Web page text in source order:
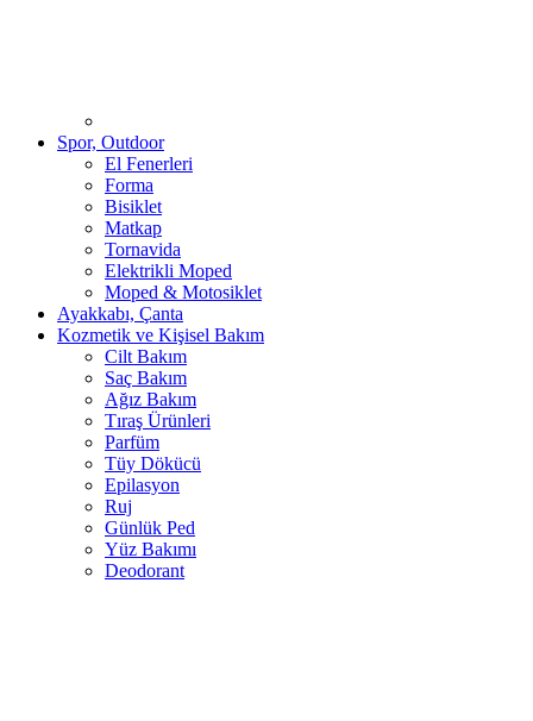
Spor, Outdoor
El Fenerleri
Forma
Bisiklet
Matkap
Tornavida
Elektrikli Moped
Moped & Motosiklet
Ayakkabı, Çanta
Kozmetik ve Kişisel Bakım
Cilt Bakım
Saç Bakım
Ağız Bakım
Tıraş Ürünleri
Parfüm
Tüy Dökücü
Epilasyon
Ruj
Günlük Ped
Yüz Bakımı
Deodorant